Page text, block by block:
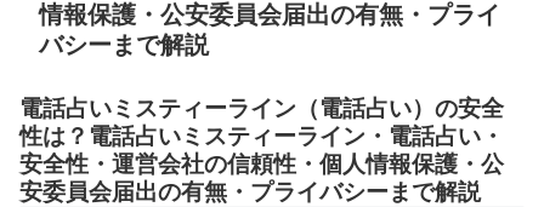
情報保護・公安委員会届出の有無・プライ
バシーまで解説
電話占いミスティーライン（電話占い）の安全
性は？電話占いミスティーライン・電話占い・
安全性・運営会社の信頼性・個人情報保護・公
安委員会届出の有無・プライバシーまで解説